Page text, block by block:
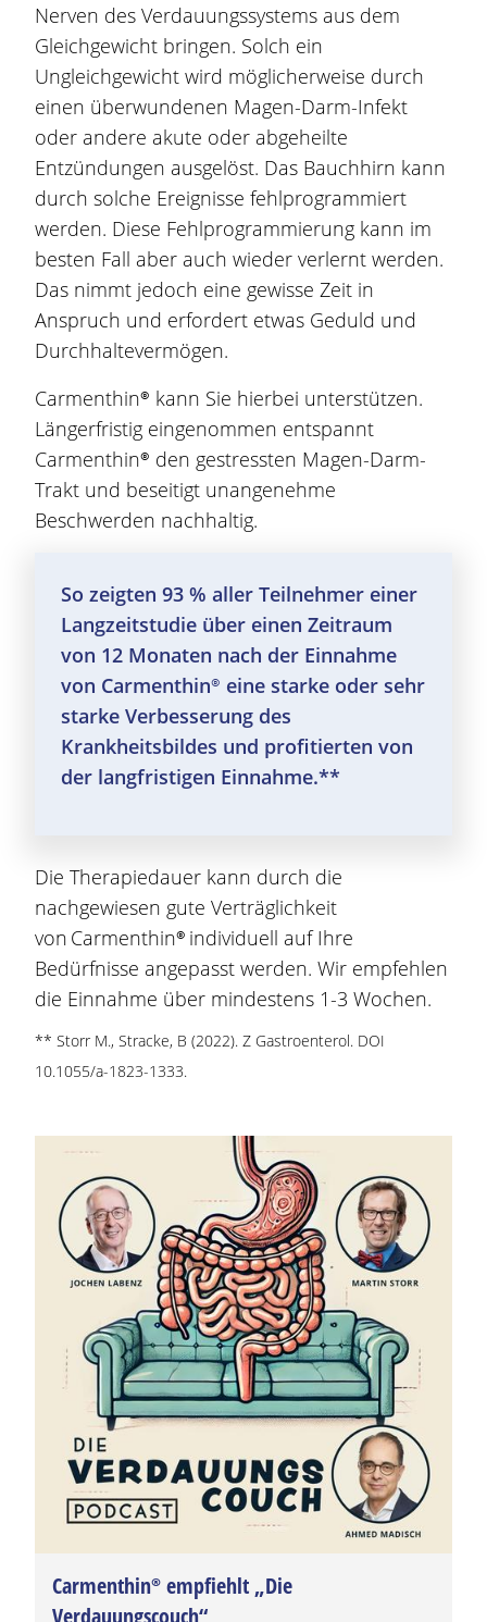
Nerven des Verdauungssystems aus dem
Gleichgewicht bringen. Solch ein
Ungleichgewicht wird möglicherweise durch
einen überwundenen Magen-Darm-Infekt
oder andere akute oder abgeheilte
Entzündungen ausgelöst. Das Bauchhirn kann
durch solche Ereignisse fehlprogrammiert
werden. Diese Fehlprogrammierung kann im
besten Fall aber auch wieder verlernt werden.
Das nimmt jedoch eine gewisse Zeit in
Anspruch und erfordert etwas Geduld und
Durchhaltevermögen.
Carmenthin® kann Sie hierbei unterstützen.
Längerfristig eingenommen entspannt
Carmenthin® den gestressten Magen-Darm-
Trakt und beseitigt unangenehme
Beschwerden nachhaltig.
So zeigten 93 % aller Teilnehmer einer
Langzeitstudie über einen Zeitraum
von 12 Monaten nach der Einnahme
von Carmenthin® eine starke oder sehr
starke Verbesserung des
Krankheitsbildes und profitierten von
der langfristigen Einnahme.**
Die Therapiedauer kann durch die
nachgewiesen gute Verträglichkeit
von Carmenthin® individuell auf Ihre
Bedürfnisse angepasst werden. Wir empfehlen
die Einnahme über mindestens 1-3 Wochen.
** Storr M., Stracke, B (2022). Z Gastroenterol. DOI
10.1055/a-1823-1333.
Carmenthin®empfiehlt „Die
Verdauungscouch“